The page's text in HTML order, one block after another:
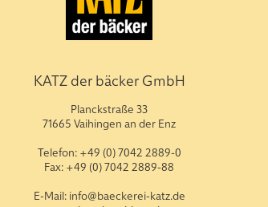
KATZ der bäcker GmbH
Planckstraße 33
71665 Vaihingen an der Enz
Telefon: +49 (0) 7042 2889-0
Fax: +49 (0) 7042 2889-88
E-Mail: info@baeckerei-katz.de